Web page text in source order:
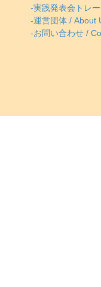
-実践発表会トレ
-運営団体 / About
-お問い合わせ /